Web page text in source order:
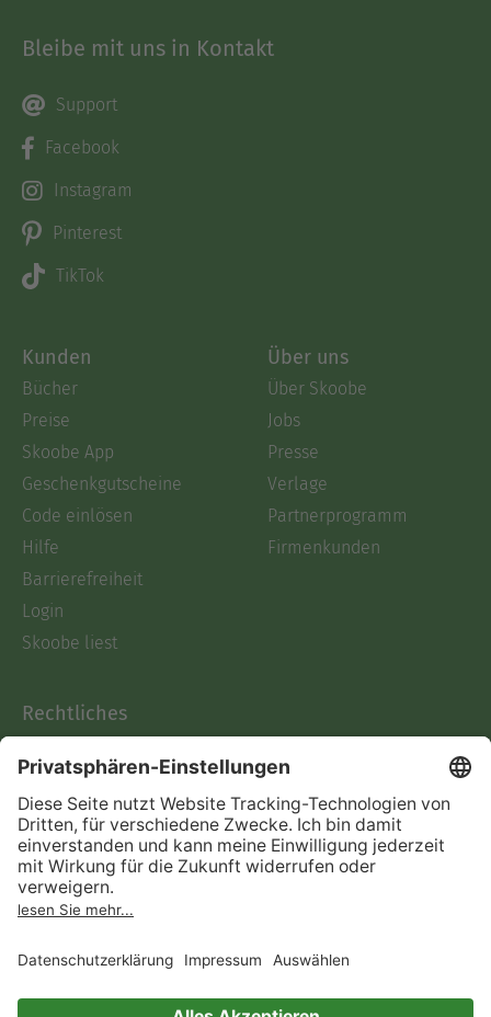
Bleibe mit uns in Kontakt
Support
Facebook
Instagram
Pinterest
TikTok
Kunden
Bücher
Preise
Skoobe App
Geschenkgutscheine
Code einlösen
Hilfe
Barrierefreiheit
Login
Skoobe liest
Über uns
Über Skoobe
Jobs
Presse
Verlage
Partnerprogramm
Firmenkunden
Rechtliches
AGB
Informationen nach Data
Act
Verträge hier kündigen
Impressum